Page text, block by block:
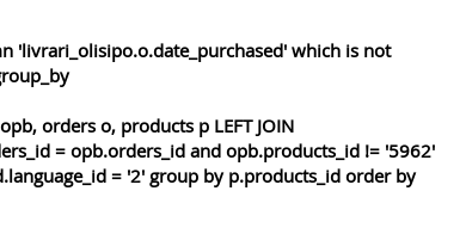
'livrari_olisipo.o.date_purchased' which is not
orders o, products p LEFT JOIN
= opb.orders_id and opb.products_id != '5962'
= '2' group by p.products_id order by